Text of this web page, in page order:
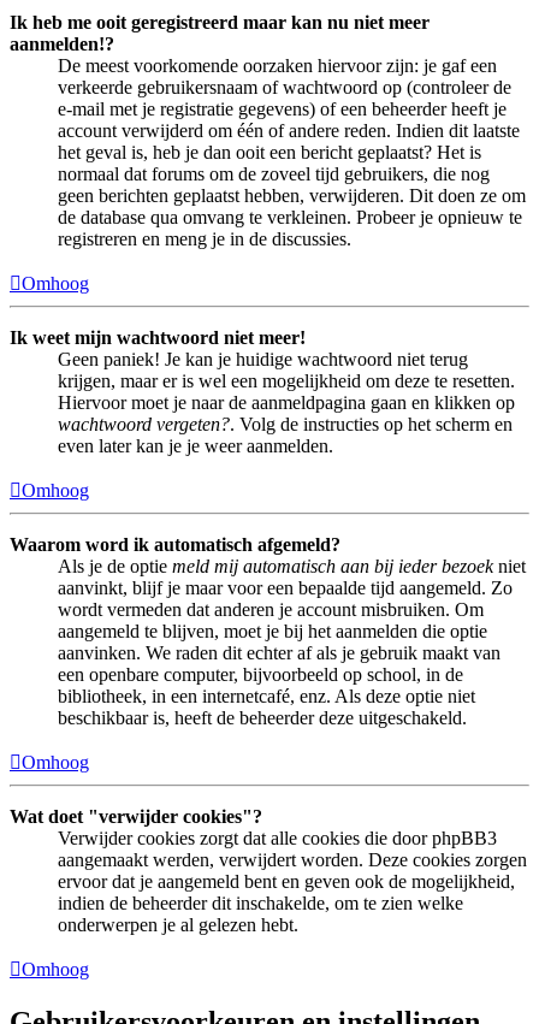
Ik heb me ooit geregistreerd maar kan nu niet meer
aanmelden!?
De meest voorkomende oorzaken hiervoor zijn: je gaf een
verkeerde gebruikersnaam of wachtwoord op (controleer de
e-mail met je registratie gegevens) of een beheerder heeft je
account verwijderd om één of andere reden. Indien dit laatste
het geval is, heb je dan ooit een bericht geplaatst? Het is
normaal dat forums om de zoveel tijd gebruikers, die nog
geen berichten geplaatst hebben, verwijderen. Dit doen ze om
de database qua omvang te verkleinen. Probeer je opnieuw te
registreren en meng je in de discussies.
Omhoog
Ik weet mijn wachtwoord niet meer!
Geen paniek! Je kan je huidige wachtwoord niet terug
krijgen, maar er is wel een mogelijkheid om deze te resetten.
Hiervoor moet je naar de aanmeldpagina gaan en klikken op
wachtwoord vergeten?. Volg de instructies op het scherm en
even later kan je je weer aanmelden.
Omhoog
Waarom word ik automatisch afgemeld?
Als je de optie meld mij automatisch aan bij ieder bezoekniet
aanvinkt, blijf je maar voor een bepaalde tijd aangemeld. Zo
wordt vermeden dat anderen je account misbruiken. Om
aangemeld te blijven, moet je bij het aanmelden die optie
aanvinken. We raden dit echter af als je gebruik maakt van
een openbare computer, bijvoorbeeld op school, in de
bibliotheek, in een internetcafé, enz. Als deze optie niet
beschikbaar is, heeft de beheerder deze uitgeschakeld.
Omhoog
Wat doet "verwijder cookies"?
Verwijder cookies zorgt dat alle cookies die door phpBB3
aangemaakt werden, verwijdert worden. Deze cookies zorgen
ervoor dat je aangemeld bent en geven ook de mogelijkheid,
indien de beheerder dit inschakelde, om te zien welke
onderwerpen je al gelezen hebt.
Omhoog